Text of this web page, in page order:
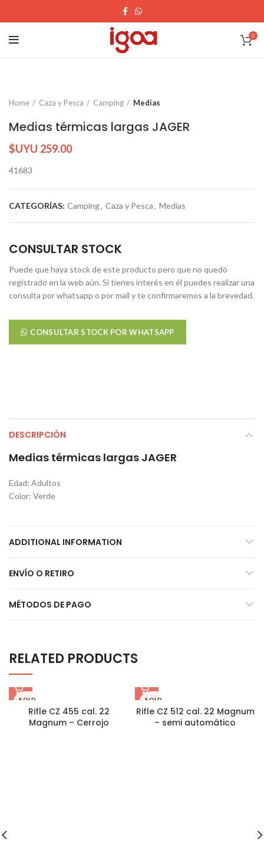
0
Home Caza y Pesca Camping Medias
Medias térmicas largas JAGER
$UYU 259.00
41683
CATEGORÍAS: Camping, Caza y Pesca, Medias
CONSULTAR STOCK
Puede que haya stock de este producto pero que no quedó
registrado en la web aún. Si tienes interés en él puedes realizar una
consulta por whatsapp o por mail y te confirmaremos a la brevedad.
CONSULTAR STOCK POR WHATSAPP
DESCRIPCIÓN
Medias térmicas largas JAGER
Edad: Adultos
Color: Verde
ADDITIONAL INFORMATION
ENVÍO O RETIRO
MÉTODOS DE PAGO
RELATED PRODUCTS
SOLD
OUTRifle CZ 455 cal. 22
Magnum – Cerrojo
SOLD
OUT
Rifle CZ 512 cal. 22 Magnum
– semi automático